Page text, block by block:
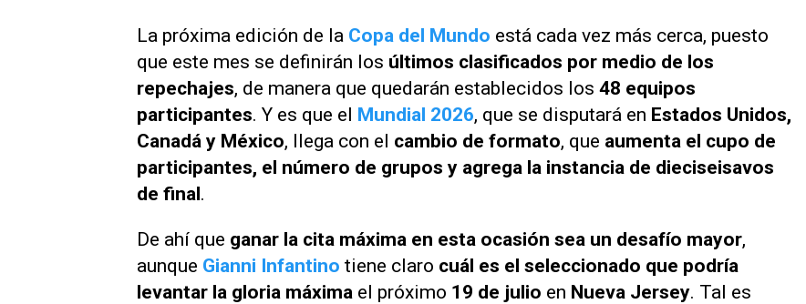
La próxima edición de la Copa del Mundo está cada vez más cerca, puesto
que este mes se definirán los últimos clasificados por medio de los
repechajes, de manera que quedarán establecidos los 48 equipos
participantes. Y es que el Mundial 2026, que se disputará en Estados Unidos,
Canadá y México, llega con el cambio de formato, que aumenta el cupo de
participantes, el número de grupos y agrega la instancia de dieciseisavos
de final.
De ahí que ganar la cita máxima en esta ocasión sea un desafío mayor,
aunque Gianni Infantino tiene claro cuál es el seleccionado que podría
levantar la gloria máxima el próximo 19 de julio en Nueva Jersey. Tal es